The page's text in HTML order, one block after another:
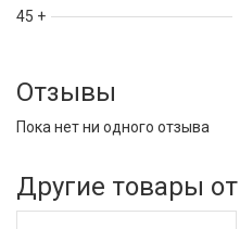
45 +
Отзывы
Пока нет ни одного отзыва
Другие товары от